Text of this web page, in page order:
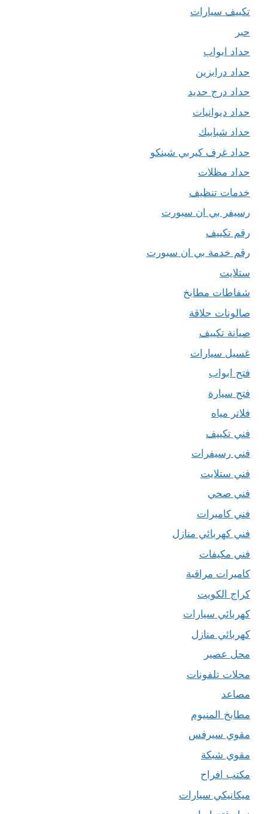
تكييف سيارات
حبر
حداد ابواب
حداد درابزين
حداد درج حديد
حداد ديوانيات
حداد شبابيك
حداد غرف كيربي شينكو
حداد مظلات
خدمات تنظيف
رسيفر بي ان سبورت
رقم تكييف
رقم خدمة بي ان سبورت
ستلايت
شفاطات مطابخ
صالونات حلاقة
صيانة تكييف
غسيل سيارات
فتح ابواب
فتح سيارة
فلاتر مياه
فني تكييف
فني رسيفرات
فني ستلايت
فني صحي
فني كاميرات
فني كهربائي منازل
فني مكيفات
كاميرات مراقبة
كراج الكويت
كهربائي سيارات
كهربائي منازل
محل عصير
محلات تلفونات
مصاعد
مطابخ المنيوم
مقوي سيرفس
مقوي شبكة
مكتب افراح
ميكانيكي سيارات